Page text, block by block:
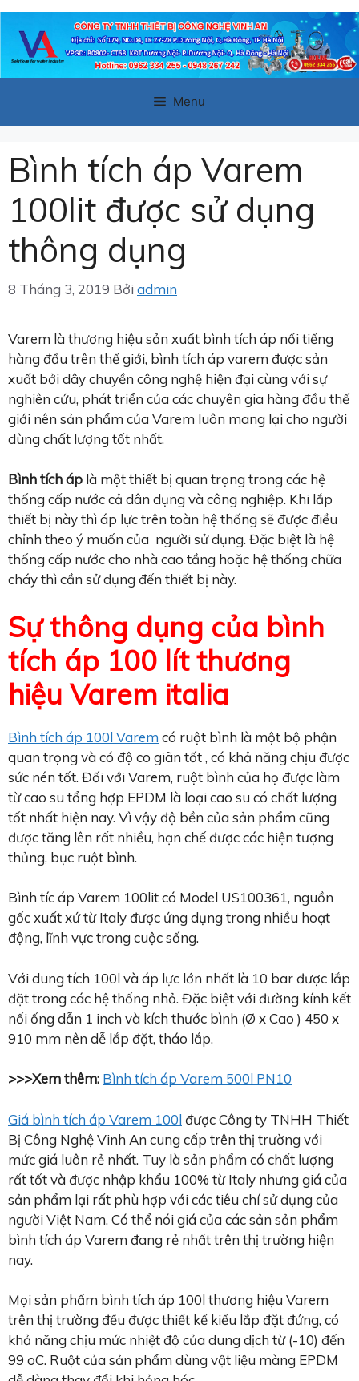
Chuyển
đến
Menu
Bình tích áp Varem
100lit được sử dụng
thông dụng
8 Tháng 3, 2019 Bởi admin
Varem là thương hiệu sản xuất bình tích áp nổi tiếng
hàng đầu trên thế giới, bình tích áp varem được sản
xuất bởi dây chuyền công nghệ hiện đại cùng với sự
nghiên cứu, phát triển của các chuyên gia hàng đầu thế
giới nên sản phẩm của Varem luôn mang lại cho người
dùng chất lượng tốt nhất.
Bình tích áp là một thiết bị quan trọng trong các hệ
thống cấp nước cả dân dụng và công nghiệp. Khi lắp
thiết bị này thì áp lực trên toàn hệ thống sẽ được điều
chỉnh theo ý muốn của người sử dụng. Đặc biệt là hệ
thống cấp nước cho nhà cao tầng hoặc hệ thống chữa
cháy thì cần sử dụng đến thiết bị này.
Sự thông dụng của bình
tích áp 100 lít thương
hiệu Varem italia
Bình tích áp 100l Varem có ruột bình là một bộ phận
quan trọng và có độ co giãn tốt , có khả năng chịu được
sức nén tốt. Đối với Varem, ruột bình của họ được làm
từ cao su tổng hợp EPDM là loại cao su có chất lượng
tốt nhất hiện nay. Vì vậy độ bền của sản phẩm cũng
được tăng lên rất nhiều, hạn chế được các hiện tượng
thủng, bục ruột bình.
Bình tíc áp Varem 100lit có Model US100361, nguồn
gốc xuất xứ từ Italy được ứng dụng trong nhiều hoạt
động, lĩnh vực trong cuộc sống.
Với dung tích 100l và áp lực lớn nhất là 10 bar được lắp
đặt trong các hệ thống nhỏ. Đặc biệt với đường kính kết
nối ống dẫn 1 inch và kích thước bình (Ø x Cao ) 450 x
910 mm nên dễ lắp đặt, tháo lắp.
>>>Xem thêm: Bình tích áp Varem 500l PN10
Giá bình tích áp Varem 100lđược Công ty TNHH Thiết
Bị Công Nghệ Vinh An cung cấp trên thị trường với
mức giá luôn rẻ nhất. Tuy là sản phẩm có chất lượng
rất tốt và được nhập khẩu 100% từ Italy nhưng giá của
sản phẩm lại rất phù hợp với các tiêu chí sử dụng của
người Việt Nam. Có thể nói giá của các sản sản phẩm
bình tích áp Varem đang rẻ nhất trên thị trường hiện
nay.
Mọi sản phẩm bình tích áp 100l thương hiệu Varem
trên thị trường đều được thiết kế kiểu lắp đặt đứng, có
khả năng chịu mức nhiệt độ của dung dịch từ (-10) đến
99 oC. Ruột của sản phẩm dùng vật liệu màng EPDM